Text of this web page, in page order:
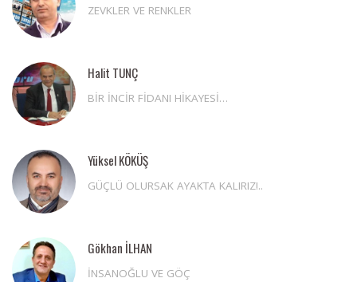
ZEVKLER VE RENKLER
Halit TUNÇ
BİR İNCİR FİDANI HİKAYESİ…
Yüksel KÖKÜŞ
GÜÇLÜ OLURSAK AYAKTA KALIRIZ!..
Gökhan İLHAN
İNSANOĞLU VE GÖÇ